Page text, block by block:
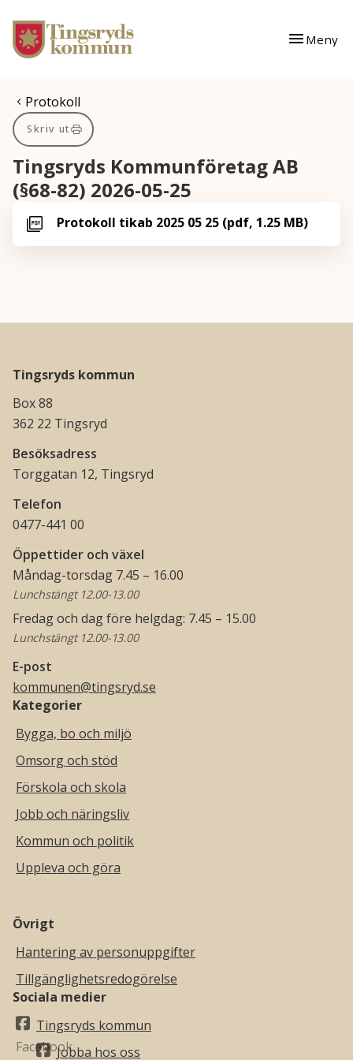
Gå till innehåll
Gå till huvudmeny
Meny
Du är här:
Protokoll
Skriv ut
Tingsryds Kommunföretag AB
(§68-82) 2026-05-25
Protokoll tikab 2025 05 25 (pdf, 1.25 MB)
Tingsryds kommun
Box 88
362 22 Tingsryd
Besöksadress
Torggatan 12, Tingsryd
Telefon
0477-441 00
Öppettider och växel
Måndag-torsdag 7.45 – 16.00
Lunchstängt 12.00-13.00
Fredag och dag före helgdag: 7.45 – 15.00
Lunchstängt 12.00-13.00
E-post
kommunen@tingsryd.se
Kategorier
Bygga, bo och miljö
Omsorg och stöd
Förskola och skola
Jobb och näringsliv
Kommun och politik
Uppleva och göra
Övrigt
Hantering av personuppgifter
Tillgänglighetsredogörelse
Sociala medier
Tingsryds kommun
Jobba hos oss